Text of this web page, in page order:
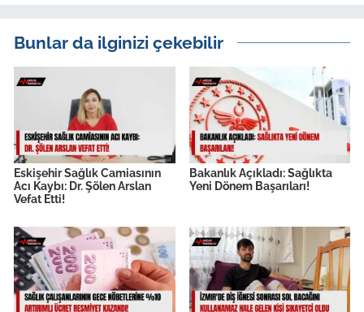
Bunlar da ilginizi çekebilir
Eskişehir Sağlık Camiasının
Acı Kaybı: Dr. Şölen Arslan
Vefat Etti!
Bakanlık Açıkladı: Sağlıkta
Yeni Dönem Başarıları!